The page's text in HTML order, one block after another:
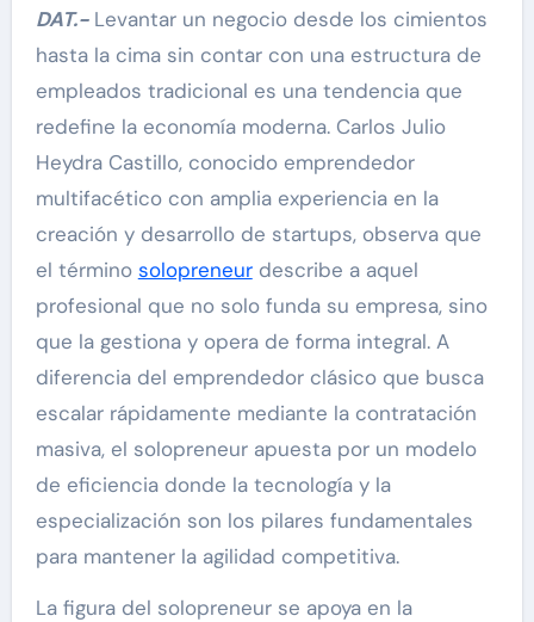
DAT.- Levantar un negocio desde los cimientos
hasta la cima sin contar con una estructura de
empleados tradicional es una tendencia que
redefine la economía moderna. Carlos Julio
Heydra Castillo, conocido emprendedor
multifacético con amplia experiencia en la
creación y desarrollo de startups, observa que
el término solopreneurdescribe a aquel
profesional que no solo funda su empresa, sino
que la gestiona y opera de forma integral. A
diferencia del emprendedor clásico que busca
escalar rápidamente mediante la contratación
masiva, el solopreneur apuesta por un modelo
de eficiencia donde la tecnología y la
especialización son los pilares fundamentales
para mantener la agilidad competitiva.
La figura del solopreneur se apoya en la